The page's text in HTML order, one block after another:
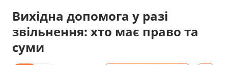
Вихідна допомога у разі
звільнення: хто має право та
суми